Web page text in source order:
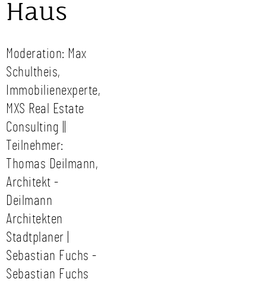
Haus
Moderation: Max
Schultheis,
Immobilienexperte,
MXS Real Estate
Consulting ||
Teilnehmer:
Thomas Deilmann,
Architekt -
Deilmann
Architekten
Stadtplaner |
Sebastian Fuchs -
Sebastian Fuchs